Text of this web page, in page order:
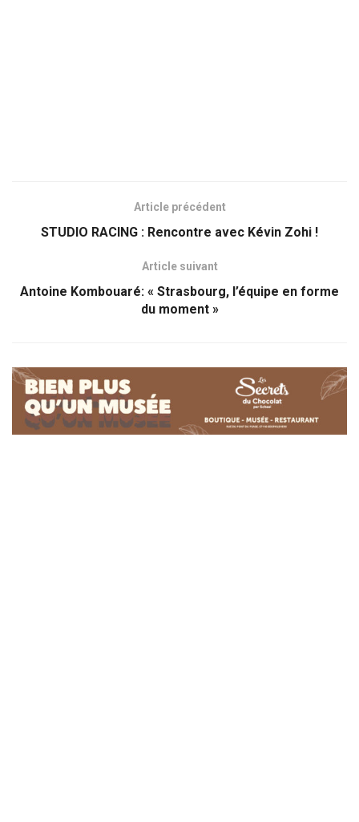
Article précédent
STUDIO RACING : Rencontre avec Kévin Zohi !
Article suivant
Antoine Kombouaré: « Strasbourg, l’équipe en forme
du moment »